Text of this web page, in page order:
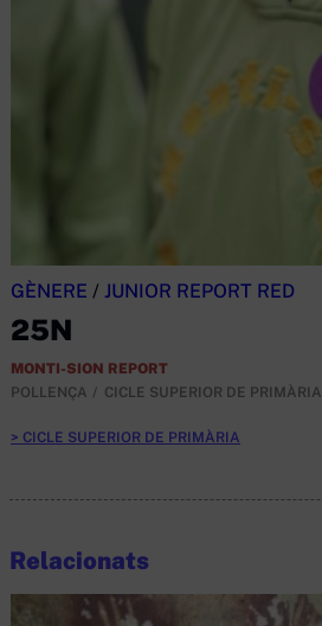
GÈNERE / JUNIOR REPORT RED
25N
MONTI-SION REPORT
POLLENÇA
CICLE SUPERIOR DE PRIMÀRIA
CICLE SUPERIOR DE PRIMÀRIA
Relacionats